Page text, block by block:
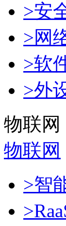
>安
>网
>软
>外
物联网
物联网
>智